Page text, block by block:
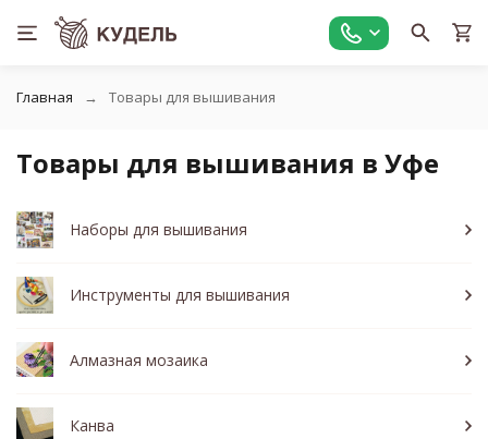
Главная Товары для вышивания
Товары для вышивания в Уфе
Наборы для вышивания
Инструменты для вышивания
Алмазная мозаика
Канва